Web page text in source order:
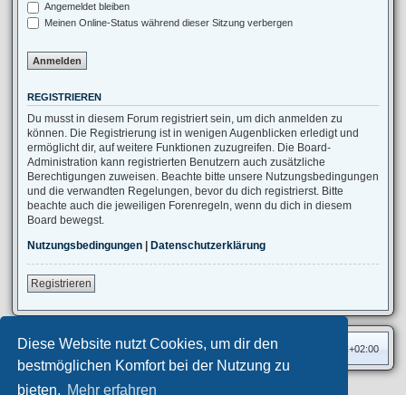
Diese Website nutzt Cookies, um dir den
bestmöglichen Komfort bei der Nutzung zu
bieten. Mehr erfahren
Angemeldet bleiben
Meinen Online-Status während dieser Sitzung verbergen
REGISTRIEREN
Du musst in diesem Forum registriert sein, um dich anmelden zu
können. Die Registrierung ist in wenigen Augenblicken erledigt und
ermöglicht dir, auf weitere Funktionen zuzugreifen. Die Board-
Administration kann registrierten Benutzern auch zusätzliche
Berechtigungen zuweisen. Beachte bitte unsere Nutzungsbedingungen
und die verwandten Regelungen, bevor du dich registrierst. Bitte
beachte auch die jeweiligen Forenregeln, wenn du dich in diesem
Board bewegst.
Nutzungsbedingungen | Datenschutzerklärung
Registrieren
Foren-Übersicht Alle Zeiten sind UTC+02:00